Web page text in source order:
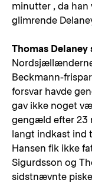
minutter , da han
glimrende
Thomas
Beckmann-
forsvar havde
gav ikke noget
gengæld efter 23
langt indkast ind
Hansen fik ikke
Sigurdsson og
sidstnævnte